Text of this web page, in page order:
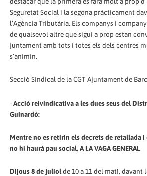
Seguretat Social i la segona pràcticament
l’Agència Tributària. Els companys i
de qualsevol altre que sigui a prop estan
juntament amb tots i totes els dels centres
s’animin.
Secció Sindical de la CGT Ajuntament de
-Acció reivindicativa a les dues seus del
Guinardó:
Mentre no es retirin els decrets de retallada
no hi haurà pau social, A LA VAGA GENERAL
Dijous 8 de juliolde 10 a 11 del matí, davant